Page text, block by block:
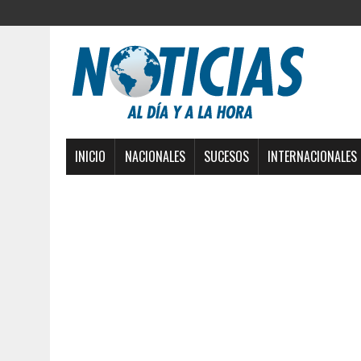
INICIO NACIONALES SUCESOS INTERNACIONALES